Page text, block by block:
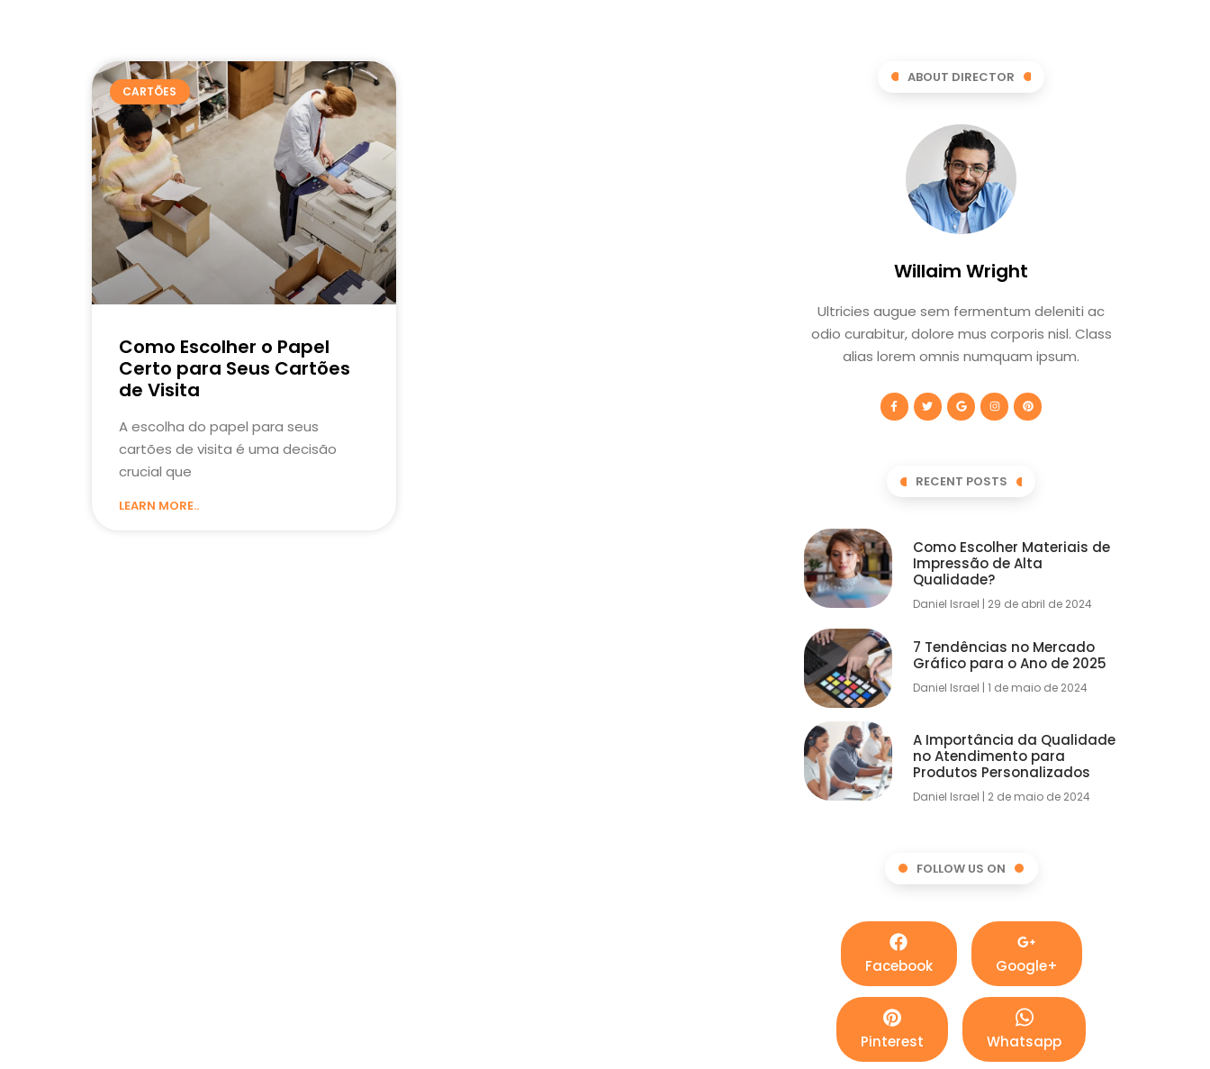
CARTÕES
Como Escolher o Papel
Certo para Seus Cartões
de Visita
A escolha do papel para seus
cartões de visita é uma decisão
crucial que
LEARN MORE..
ABOUT DIRECTOR
Willaim Wright
Ultricies augue sem fermentum deleniti ac
odio curabitur, dolore mus corporis nisl. Class
alias lorem omnis numquam ipsum.
RECENT POSTS
Como Escolher Materiais de
Impressão de Alta
Qualidade?
Daniel Israel 29 de abril de 2024
7 Tendências no Mercado
Gráfico para o Ano de 2025
Daniel Israel 1 de maio de 2024
A Importância da Qualidade
no Atendimento para
Produtos Personalizados
Daniel Israel 2 de maio de 2024
FOLLOW US ON
Facebook Google+
Pinterest Whatsapp